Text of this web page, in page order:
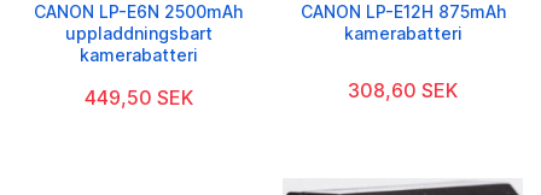
CANON LP-E6N 2500mAh
uppladdningsbart
kamerabatteri
449,50 SEK
CANON LP-E12H 875mAh
kamerabatteri
308,60 SEK